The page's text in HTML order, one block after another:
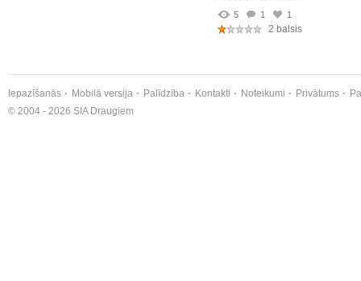
5 1 1
2 balsis
Iepazīšanās Mobilā versija Palīdzība Kontakti Noteikumi Privātums
© 2004 - 2026 SIA Draugiem